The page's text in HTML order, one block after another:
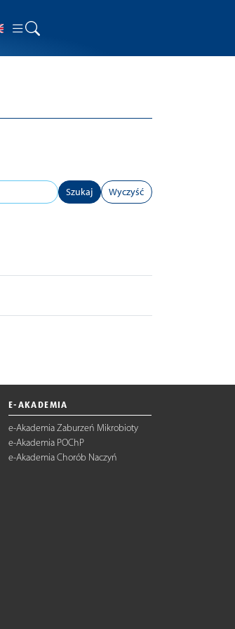
Szukaj Wyczyść
E-AKADEMIA
e-Akademia Zaburzeń Mikrobioty
e-Akademia POChP
e-Akademia Chorób Naczyń